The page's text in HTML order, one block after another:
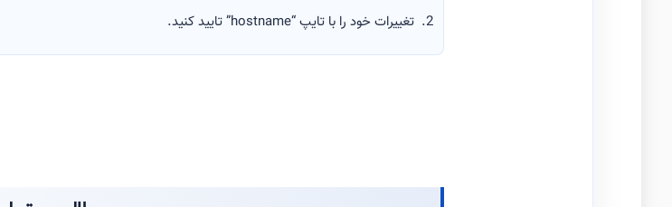
تغییرات خود را با تایپ “hostname” تایید کنید.